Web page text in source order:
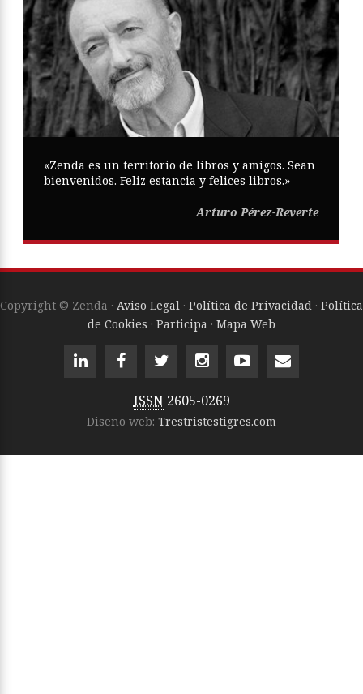
«Zenda es un territorio de libros y amigos. Sean
bienvenidos. Feliz estancia y felices libros.»
Arturo Pérez-Reverte
Copyright © Zenda · Aviso Legal · Política de Privacidad · Política
de Cookies · Participa · Mapa Web
ISSN 2605-0269
Diseño web: Trestristestigres.com